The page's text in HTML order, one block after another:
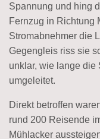
Spannung und hing
Fernzug in Richtung
Stromabnehmer die
Gegengleis riss sie
unklar, wie lange die
umgeleitet.
Direkt betroffen
rund 200 Reisende
Mühlacker